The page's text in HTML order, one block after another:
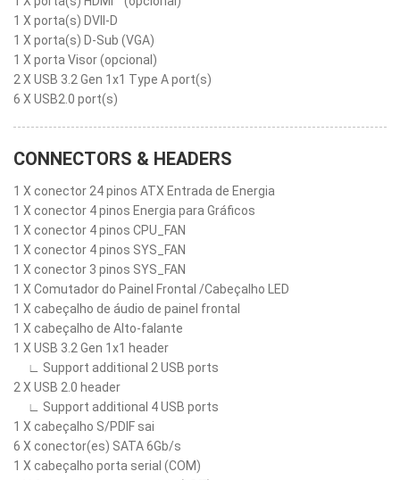
1 X porta(s) DVII-D
1 X porta(s) D-Sub (VGA)
1 X porta Visor (opcional)
2 X USB 3.2 Gen 1x1 Type A port(s)
6 X USB2.0 port(s)
CONNECTORS & HEADERS
1 X conector 24 pinos ATX Entrada de Energia
1 X conector 4 pinos Energia para Gráficos
1 X conector 4 pinos CPU_FAN
1 X conector 4 pinos SYS_FAN
1 X conector 3 pinos SYS_FAN
1 X Comutador do Painel Frontal /Cabeçalho LED
1 X cabeçalho de áudio de painel frontal
1 X cabeçalho de Alto-falante
1 X USB 3.2 Gen 1x1 header
∟ Support additional 2 USB ports
2 X USB 2.0 header
∟ Support additional 4 USB ports
1 X cabeçalho S/PDIF sai
6 X conector(es) SATA 6Gb/s
1 X cabeçalho porta serial (COM)